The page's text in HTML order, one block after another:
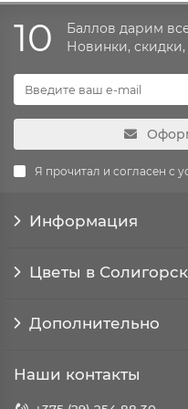
10
Баллов дарим
Новинки, скидки,
Я прочитал и согласен с
Информация
Цветы в
Дополнительно
Наши контакты